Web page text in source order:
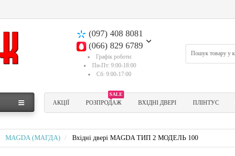
(097) 408 8081
(066) 829 6789
Графік роботи:
Пн-Пт: 9:00-18:00
Сб: 9:00-17:00
АКЦІЇ
SALE
РОЗПРОДАЖ ВХІДНІ ДВЕРІ ПЛІНТУС
MAGDA (МАГДА) Вхідні двері MAGDA ТИП 2 МОДЕЛЬ 100